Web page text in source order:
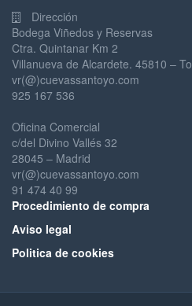
Dirección
Bodega Viñedos y Reservas
Ctra. Quintanar Km 2
Villanueva de Alcardete. 45810 –
vr(@)cuevassantoyo.com
925 167 536
Oficina Comercial
c/del Divino Vallés 32
28045 – Madrid
vr(@)cuevassantoyo.com
91 474 40 99
Procedimiento de compra
Aviso legal
Politica de cookies